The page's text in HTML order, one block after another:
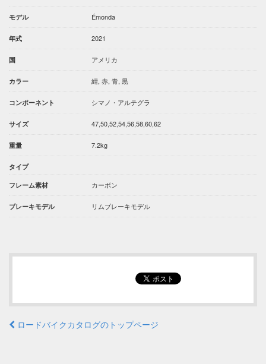
モデル Émonda
年式 2021
国 アメリカ
カラー 紺, 赤, 青, 黒
コンポーネント シマノ・アルテグラ
サイズ 47,50,52,54,56,58,60,62
重量 7.2kg
タイプ
フレーム素材 カーボン
ブレーキモデル リムブレーキモデル
ロードバイクカタログのトップページ